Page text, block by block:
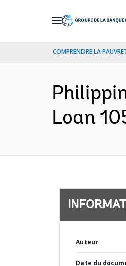
COMPRENDRE LA
Loan
Auteur
Date du